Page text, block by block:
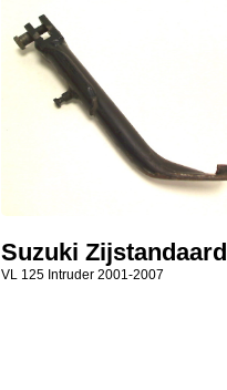
Suzuki Zijstandaard
VL 125 Intruder 2001-2007